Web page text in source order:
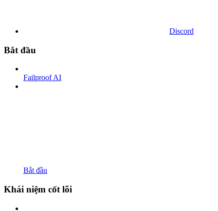
Discord
Bắt đầu
Failproof AI
Bắt đầu
Khái niệm cốt lõi